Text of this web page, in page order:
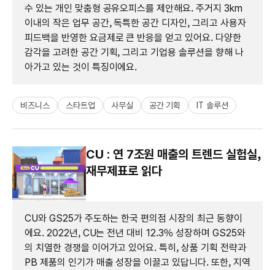
수 있는 개인 맞춤형 공유오피스를 제안해요. 주거지 3km
이내의 작은 업무 공간, 독특한 공간 디자인, 그리고 사용자
피드백을 반영한 요금제로 큰 반응을 얻고 있어요. 다양한
감각을 고려한 공간 기획, 그리고 기업용 솔루션을 향해 나
아가고 있는 것이 특징이에요.
비즈니스 스타트업 사무실 공간 기획 IT 솔루션
CU : 연 7조원 매출의 트렌드 실험실,
재무제표로 읽다
CU와 GS25가 주도하는 한국 편의점 시장의 최근 동향이
에요. 2022년, CU는 전년 대비 12.3% 성장하며 GS25와
의 치열한 경쟁을 이어가고 있어요. 특히, 상품 기획 전략과
PB 제품의 인기가 매출 성장을 이끌고 있답니다. 또한, 지역